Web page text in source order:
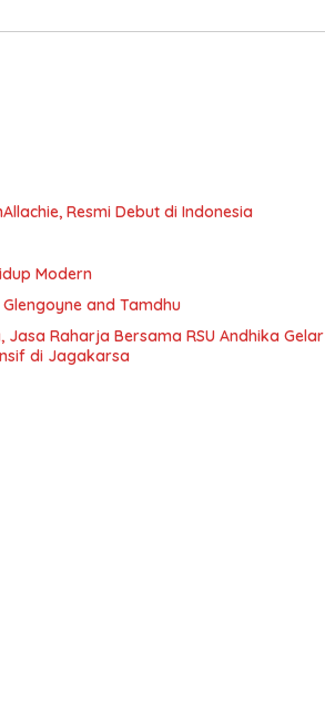
Resmi Debut di Indonesia
Modern
and Tamdhu
Raharja Bersama RSU Andhika Gelar
di Jagakarsa